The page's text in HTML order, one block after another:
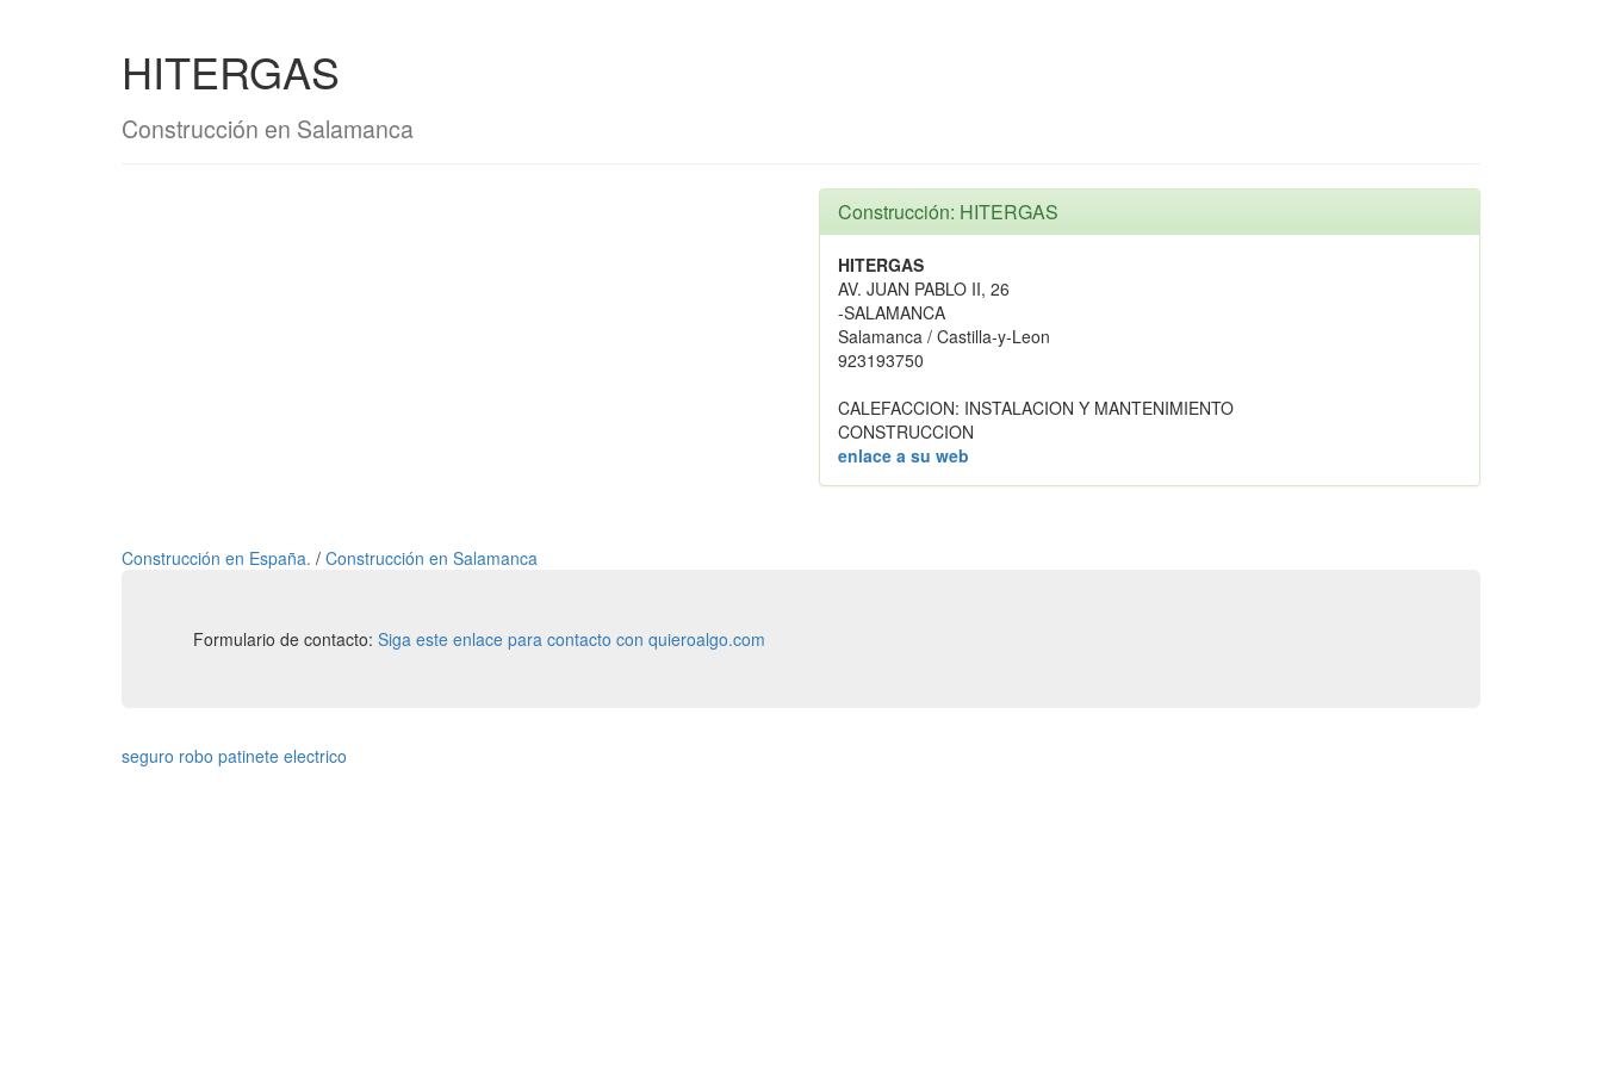
HITERGAS
Construcción en Salamanca
Construcción: HITERGAS
HITERGAS
AV. JUAN PABLO II, 26
-SALAMANCA
Salamanca / Castilla-y-Leon
923193750
CALEFACCION: INSTALACION Y MANTENIMIENTO
CONSTRUCCION
enlace a su web
Construcción en España. / Construcción en Salamanca
Formulario de contacto: Siga este enlace para contacto con quieroalgo.com
seguro robo patinete electrico